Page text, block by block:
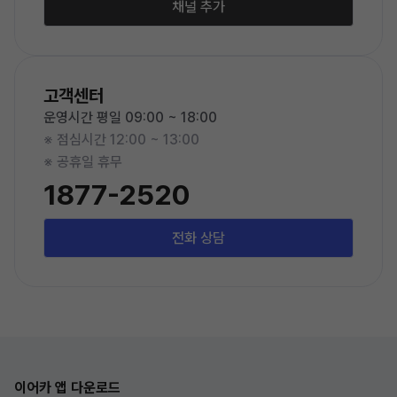
채널 추가
고객센터
운영시간 평일 09:00 ~ 18:00
※ 점심시간 12:00 ~ 13:00
※ 공휴일 휴무
1877-2520
전화 상담
이어카 앱 다운로드